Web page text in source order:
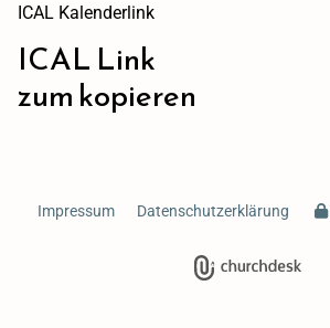
ICAL Kalenderlink
ICAL Link
zum kopieren
Impressum Datenschutzerklärung